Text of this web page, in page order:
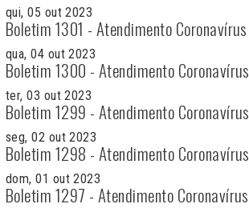
qui, 05 out 2023
Boletim 1301 - Atendimento Coronavírus
qua, 04 out 2023
Boletim 1300 - Atendimento Coronavírus
ter, 03 out 2023
Boletim 1299 - Atendimento Coronavírus
seg, 02 out 2023
Boletim 1298 - Atendimento Coronavírus
dom, 01 out 2023
Boletim 1297 - Atendimento Coronavírus